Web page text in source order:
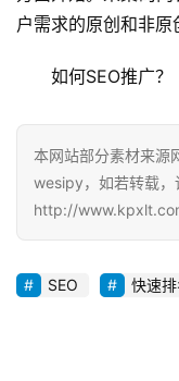
户需求的原创和非原
如何SEO推广？
本网站部分素材来源
wesipy，如若转载，
http://
SEO 快速排